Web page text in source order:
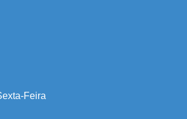
Feira